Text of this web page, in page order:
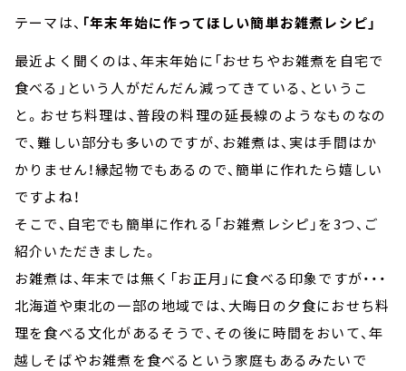
テーマは、 「年末年始に作ってほしい簡単お雑煮レシピ」
最近よく聞くのは、年末年始に「おせちやお雑煮を自宅で
食べる」という人がだんだん減ってきている、というこ
と。おせち料理は、普段の料理の延長線のようなものなの
で、難しい部分も多いのですが、お雑煮は、実は手間はか
かりません！縁起物でもあるので、簡単に作れたら嬉しい
ですよね！
そこで、自宅でも簡単に作れる「お雑煮レシピ」を3つ、ご
紹介いただきました。
お雑煮は、年末では無く「お正月」に食べる印象ですが・・・
北海道や東北の一部の地域では、大晦日の夕食におせち料
理を食べる文化があるそうで、その後に時間をおいて、年
越しそばやお雑煮を食べるという家庭もあるみたいで